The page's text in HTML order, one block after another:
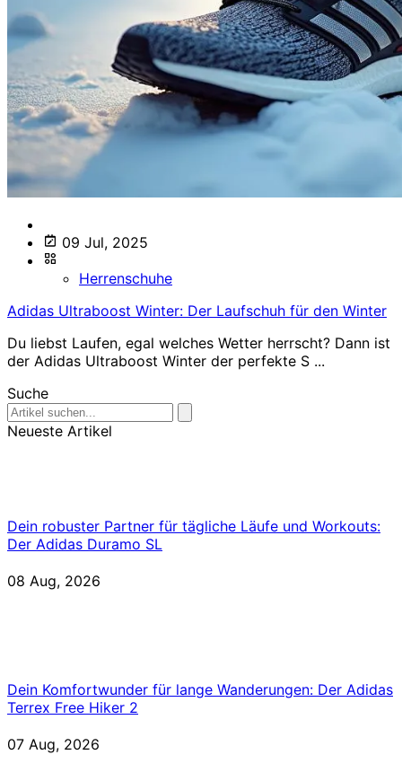
09 Jul, 2025
Herrenschuhe
Adidas Ultraboost Winter: Der Laufschuh für den Winter
Du liebst Laufen, egal welches Wetter herrscht? Dann ist
der Adidas Ultraboost Winter der perfekte S ...
Suche
Neueste Artikel
Dein robuster Partner für tägliche Läufe und Workouts:
Der Adidas Duramo SL
08 Aug, 2026
Dein Komfortwunder für lange Wanderungen: Der Adidas
Terrex Free Hiker 2
07 Aug, 2026